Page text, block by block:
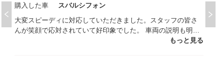
購入した車
スバルシフォン
大変スピーディに対応していただきました。スタッフの皆さ
んが笑顔で応対されていて好印象でした。 車両の説明も明瞭
でわかりやすかったです。 友人にもお勧めしたいお店です。
もっと見る